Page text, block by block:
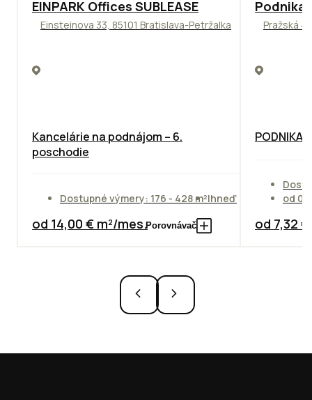
EINPARK Offices SUBLEASE
Einsteinova 33, 85101 Bratislava-Petržalka
Kancelárie na podnájom – 6.
poschodie
Dostupné výmery: 176 - 428 m²Ihneď
od 14,00 € m²/mes.Porovnávač
Pražská
od
od 7,32